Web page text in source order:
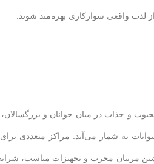
لذت واقعی سوارکاری بهره‌مند شوند.
و جذاب در میان جوانان و
به شمار می‌آید. مراکز متعددی برای
مربیان مجرب و تجهیزات مناسب،